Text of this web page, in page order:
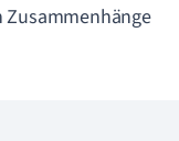
Zusammenhänge